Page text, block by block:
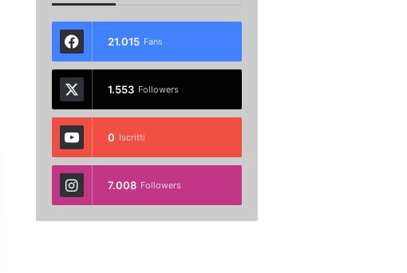
21.015 Fans
1.553 Followers
0 Iscritti
7.008 Followers